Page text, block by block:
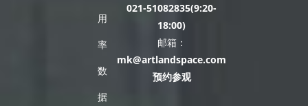
用
率
数
据
021-51082835(9:20-
18:00)
邮箱：
mk@artlandspace.com
预约参观